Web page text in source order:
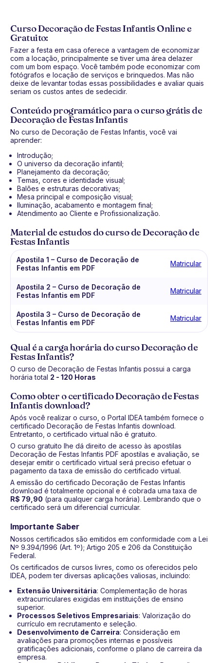
Curso Decoração de Festas Infantis Online e
Gratuito:
Fazer a festa em casa oferece a vantagem de economizar
com a locação, principalmente se tiver uma área delazer
com um bom espaço. Você também pode economizar com
fotógrafos e locação de serviços e brinquedos. Mas não
deixe de levantar todas essas possibilidades e avaliar quais
seriam os custos antes de sedecidir.
Conteúdo programático para o curso grátis de
Decoração de Festas Infantis
No curso de Decoração de Festas Infantis, você vai
aprender:
Introdução;
O universo da decoração infantil;
Planejamento da decoração;
Temas, cores e identidade visual;
Balões e estruturas decorativas;
Mesa principal e composição visual;
Iluminação, acabamento e montagem final;
Atendimento ao Cliente e Profissionalização.
Material de estudos do curso de Decoração de
Festas Infantis
Apostila 1 – Curso de Decoração de
Festas Infantis em PDF
Matricular
Apostila 2 – Curso de Decoração de
Festas Infantis em PDF
Matricular
Apostila 3 – Curso de Decoração de
Festas Infantis em PDF
Matricular
Qual é a carga horária do curso Decoração de
Festas Infantis?
O curso de Decoração de Festas Infantis possui a carga
horária total 2 - 120 Horas
Como obter o certificado Decoração de Festas
Infantis download?
Após você realizar o curso, o Portal IDEA também fornece o
certificado Decoração de Festas Infantis download.
Entretanto, o certificado virtual não é gratuito.
O curso gratuito lhe dá direito de acesso às apostilas
Decoração de Festas Infantis PDF apostilas e avaliação, se
desejar emitir o certificado virtual será preciso efetuar o
pagamento da taxa de emissão do certificado virtual.
A emissão do certificado Decoração de Festas Infantis
download é totalmente opcional e é cobrada uma taxa de
R$ 79,90 (para qualquer carga horária). Lembrando que o
certificado será um diferencial curricular.
Importante Saber
Nossos certificados são emitidos em conformidade com a Lei
Nº 9.394/1996 (Art. 1º); Artigo 205 e 206 da Constituição
Federal.
Os certificados de cursos livres, como os oferecidos pelo
IDEA, podem ter diversas aplicações valiosas, incluindo:
Extensão Universitária: Complementação de horas
extracurriculares exigidas em instituições de ensino
superior.
Processos Seletivos Empresariais: Valorização do
currículo em recrutamento e seleção.
Desenvolvimento de Carreira: Consideração em
avaliações para promoções internas e possíveis
gratificações adicionais, conforme o plano de carreira da
empresa.